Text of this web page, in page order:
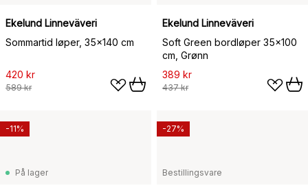
Ekelund Linneväveri
Sommartid løper, 35x140 cm
420 kr
589 kr
Ekelund Linneväveri
Soft Green bordløper 35x100
cm, Grønn
389 kr
437 kr
På lager
-11%
Bestillingsvare
-27%